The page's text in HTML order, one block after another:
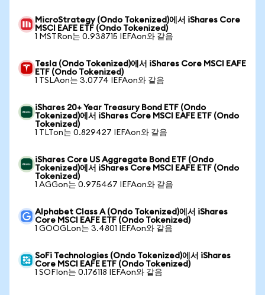
MicroStrategy (Ondo Tokenized)에서 iShares Core
MSCI EAFE ETF (Ondo Tokenized)
1 MSTRon는 0.938715 IEFAon와 같음
Tesla (Ondo Tokenized)에서 iShares Core MSCI EAFE
ETF (Ondo Tokenized)
1 TSLAon는 3.0774 IEFAon와 같음
iShares 20+ Year Treasury Bond ETF (Ondo
Tokenized)에서 iShares Core MSCI EAFE ETF (Ondo
Tokenized)
1 TLTon는 0.829427 IEFAon와 같음
iShares Core US Aggregate Bond ETF (Ondo
Tokenized)에서 iShares Core MSCI EAFE ETF (Ondo
Tokenized)
1 AGGon는 0.975467 IEFAon와 같음
Alphabet Class A (Ondo Tokenized)에서 iShares
Core MSCI EAFE ETF (Ondo Tokenized)
1 GOOGLon는 3.4801 IEFAon와 같음
SoFi Technologies (Ondo Tokenized)에서 iShares
Core MSCI EAFE ETF (Ondo Tokenized)
1 SOFIon는 0.176118 IEFAon와 같음